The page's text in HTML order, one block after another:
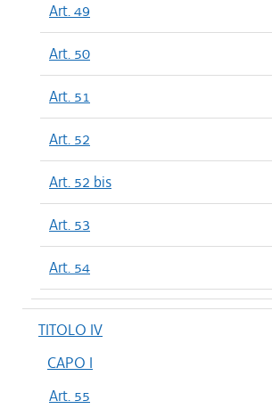
Art. 49
Art. 50
Art. 51
Art. 52
Art. 52 bis
Art. 53
Art. 54
TITOLO IV
CAPO I
Art. 55